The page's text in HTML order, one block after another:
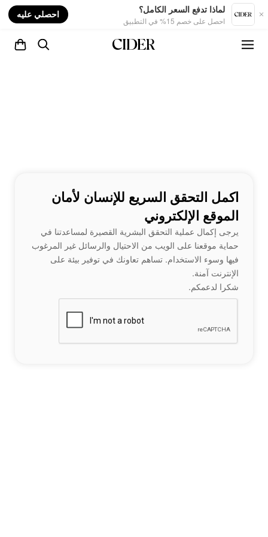
لماذا تدفع السعر الكامل؟
احصل على خصم 15% في التطبيق
احصلي عليه
اكمل التحقق السريع للإنسان لأمان
الموقع الإلكتروني
يرجى إكمال عملية التحقق البشرية القصيرة لمساعدتنا في
حماية موقعنا على الويب من الاحتيال والرسائل غير المرغوب
فيها وسوء الاستخدام. تساهم تعاونك في توفير بيئة على
الإنترنت آمنة.
شكرا لدعمكم.